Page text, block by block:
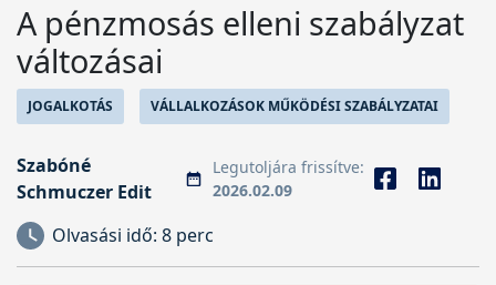
A pénzmosás elleni szabályzat
változásai
JOGALKOTÁS VÁLLALKOZÁSOK MŰKÖDÉSI SZABÁLYZATAI
Szabóné
Schmuczer Edit
Legutoljára frissítve:
2026.02.09
Olvasási idő: 8 perc